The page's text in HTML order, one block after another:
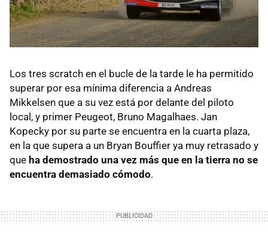
Los tres scratch en el bucle de la tarde le ha permitido
superar por esa mínima diferencia a Andreas
Mikkelsen que a su vez está por delante del piloto
local, y primer Peugeot, Bruno Magalhaes. Jan
Kopecky por su parte se encuentra en la cuarta plaza,
en la que supera a un Bryan Bouffier ya muy retrasado y
que ha demostrado una vez más que en la tierra no se
encuentra demasiado cómodo.